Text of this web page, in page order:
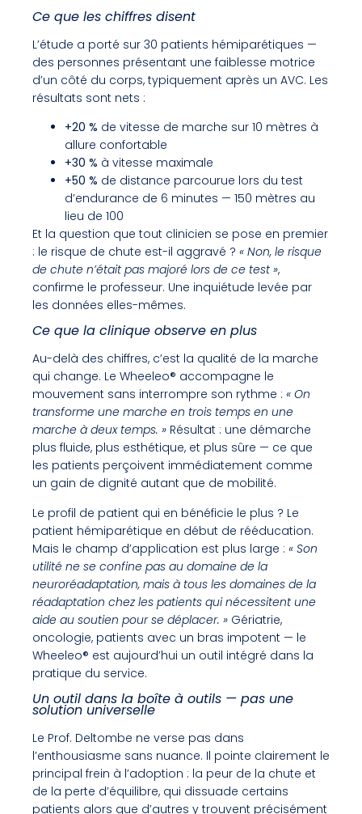
Ce que les chiffres disent
L’étude a porté sur 30 patients hémiparétiques —
des personnes présentant une faiblesse motrice
d’un côté du corps, typiquement après un AVC. Les
résultats sont nets :
+20 % de vitesse de marche sur 10 mètres à
allure confortable
+30 % à vitesse maximale
+50 % de distance parcourue lors du test
d’endurance de 6 minutes — 150 mètres au
lieu de 100
Et la question que tout clinicien se pose en premier
: le risque de chute est-il aggravé ? « Non, le risque
de chute n’était pas majoré lors de ce test »,
confirme le professeur. Une inquiétude levée par
les données elles-mêmes.
Ce que la clinique observe en plus
Au-delà des chiffres, c’est la qualité de la marche
qui change. Le Wheeleo® accompagne le
mouvement sans interrompre son rythme : « On
transforme une marche en trois temps en une
marche à deux temps. » Résultat : une démarche
plus fluide, plus esthétique, et plus sûre — ce que
les patients perçoivent immédiatement comme
un gain de dignité autant que de mobilité.
Le profil de patient qui en bénéficie le plus ? Le
patient hémiparétique en début de rééducation.
Mais le champ d’application est plus large : « Son
utilité ne se confine pas au domaine de la
neuroréadaptation, mais à tous les domaines de la
réadaptation chez les patients qui nécessitent une
aide au soutien pour se déplacer. » Gériatrie,
oncologie, patients avec un bras impotent — le
Wheeleo® est aujourd’hui un outil intégré dans la
pratique du service.
Un outil dans la boîte à outils — pas une
solution universelle
Le Prof. Deltombe ne verse pas dans
l’enthousiasme sans nuance. Il pointe clairement le
principal frein à l’adoption : la peur de la chute et
de la perte d’équilibre, qui dissuade certains
patients alors que d’autres y trouvent précisément